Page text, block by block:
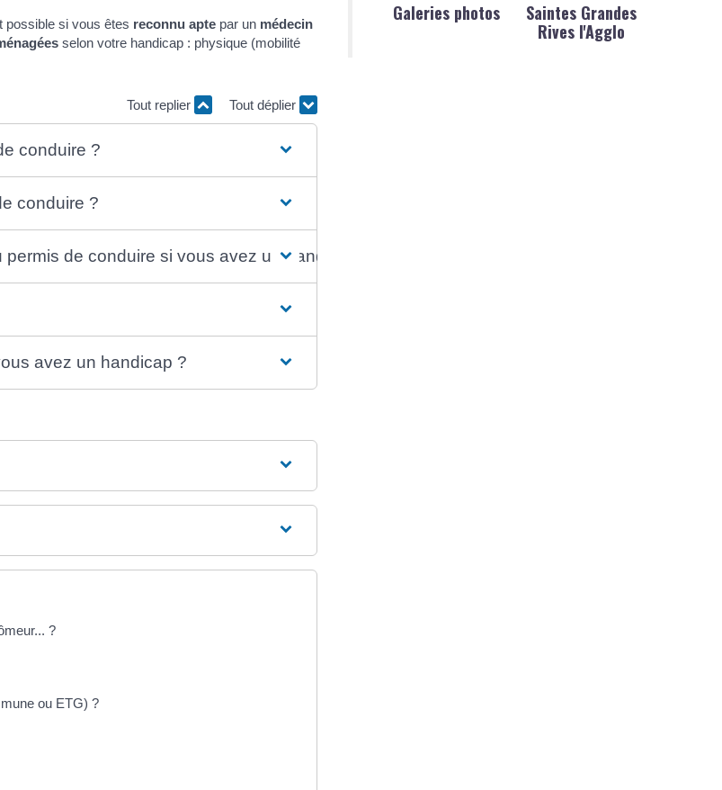
possible si vous êtes reconnu apte par un médecin
selon votre handicap : physique (mobilité
Tout replier Tout déplier
conduire ?
conduire ?
de conduire si vous avez un handicap ?
avez un handicap ?
?
ou ETG) ?
Galeries photos
Saintes Grandes
Rives l'Agglo